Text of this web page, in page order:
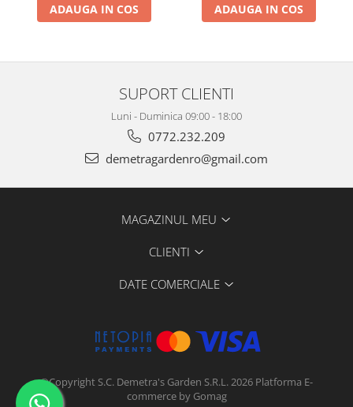
ADAUGA IN COS ADAUGA IN COS
SUPORT CLIENTI
Luni - Duminica 09:00 - 18:00
0772.232.209
demetragardenro@gmail.com
MAGAZINUL MEU
CLIENTI
DATE COMERCIALE
©Copyright S.C. Demetra's Garden S.R.L. 2026 Platforma E-
commerce by Gomag